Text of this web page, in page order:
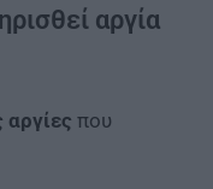
αργία
αργίες που